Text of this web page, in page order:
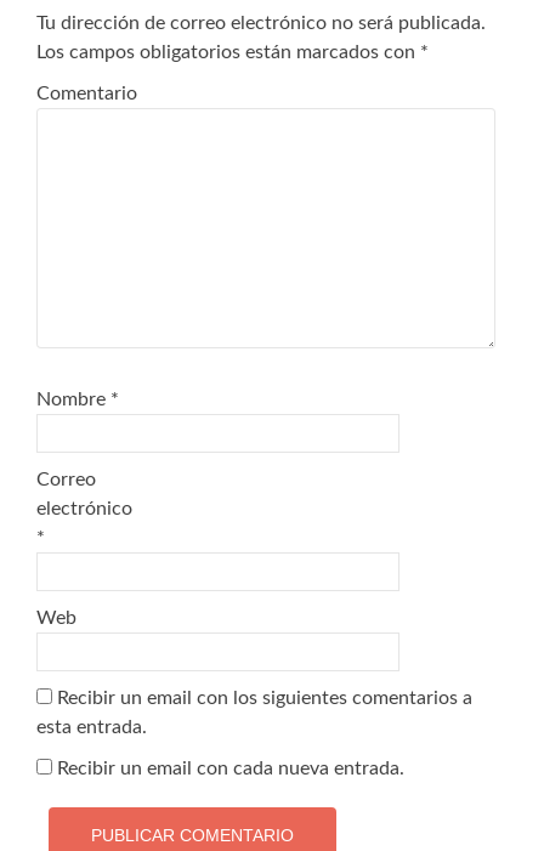
Tu dirección de correo electrónico no será publicada.
Los campos obligatorios están marcados con *
Comentario
Nombre *
Correo
electrónico
*
Web
Recibir un email con los siguientes comentarios a
esta entrada.
Recibir un email con cada nueva entrada.